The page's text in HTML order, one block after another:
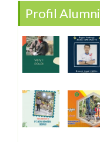
Profil Alumni